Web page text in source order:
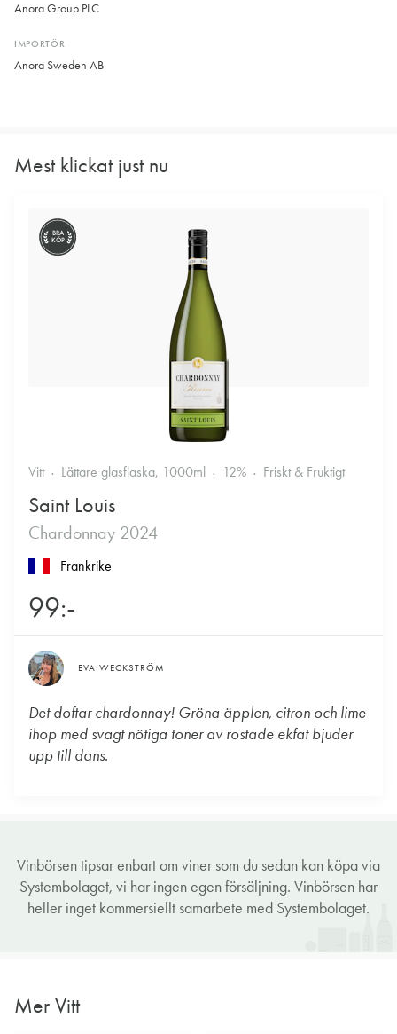
Anora Group PLC
IMPORTÖR
Anora Sweden AB
Mest klickat just nu
BRA
KÖP
Vitt Lättare glasflaska, 1000ml 12% Friskt & Fruktigt
Saint Louis
Chardonnay 2024
Frankrike
99:-
EVA WECKSTRÖM
Det doftar chardonnay! Gröna äpplen, citron och lime
ihop med svagt nötiga toner av rostade ekfat bjuder
upp till dans.
Vinbörsen tipsar enbart om viner som du sedan kan köpa via
Systembolaget, vi har ingen egen försäljning. Vinbörsen har
heller inget kommersiellt samarbete med Systembolaget.
Mer Vitt